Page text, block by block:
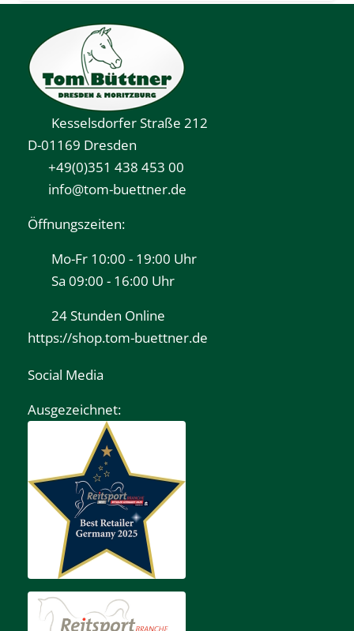
Kesselsdorfer Straße 212
D-01169 Dresden
+49(0)351 438 453 00
info@tom-buettner.de
Öffnungszeiten:
Mo-Fr 10:00 - 19:00 Uhr
Sa 09:00 - 16:00 Uhr
24 Stunden Online
https://shop.tom-buettner.de
Social Media
Ausgezeichnet: